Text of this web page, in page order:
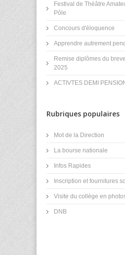
Festival de Théâtre
Pôle
Concours d'éloquence
Apprendre autrement
Remise diplômes du
2025
ACTIVTES DEMI
Rubriques populaires
Mot de la Direction
La bourse nationale
Infos Rapides
Inscription et fournitures
Visite du collège en
DNB